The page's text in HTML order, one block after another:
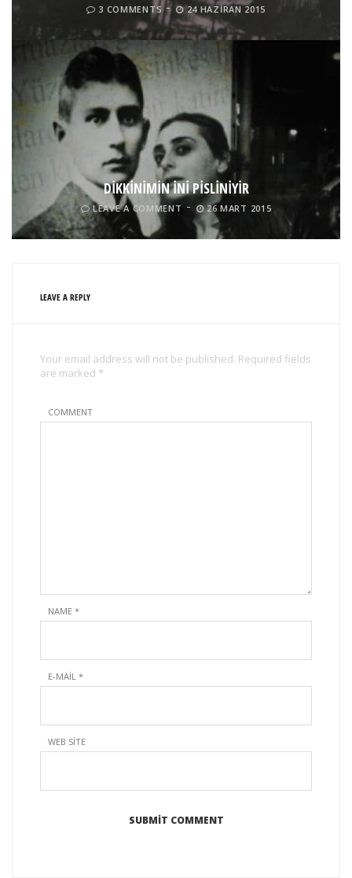
3 COMMENTS 24 HAZIRAN 2015
DİKKİNİMİN İNİ PİSLİNİYİR
LEAVE A COMMENT 26 MART 2015
LEAVE A REPLY
Your email address will not be published. Required fields
are marked *
COMMENT
NAME *
E-MAIL *
WEB SITE